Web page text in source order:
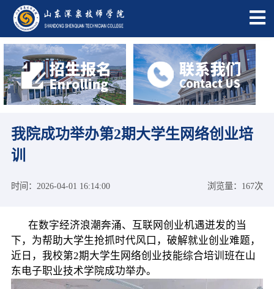
我院成功举办第2期大学生网络创业培
训
时间：2026-04-01 16:14:00 浏览量：167次
在数字经济浪潮奔涌、互联网创业机遇迸发的当
下，为帮助大学生抢抓时代风口，破解就业创业难题，
近日，我校第2期大学生网络创业技能综合培训班在山
东电子职业技术学院成功举办。